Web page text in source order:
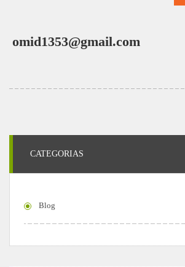
omid1353@gmail.com
CATEGORIAS
Blog